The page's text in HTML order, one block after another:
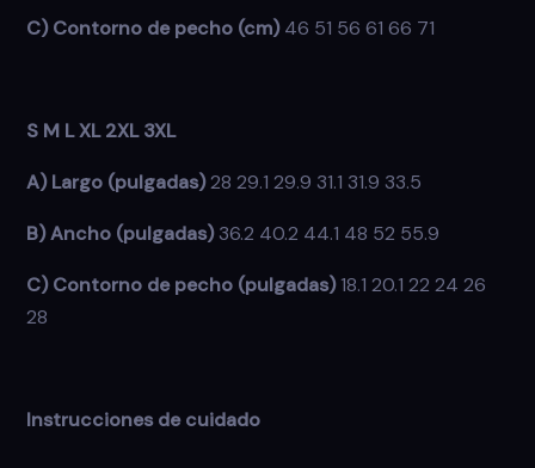
C) Contorno de pecho (cm)46 51 56 61 66 71
S M L XL 2XL 3XL
A) Largo (pulgadas)28 29.1 29.9 31.1 31.9 33.5
B) Ancho (pulgadas)36.2 40.2 44.1 48 52 55.9
C) Contorno de pecho (pulgadas)18.1 20.1 22 24 26
28
Instrucciones de cuidado